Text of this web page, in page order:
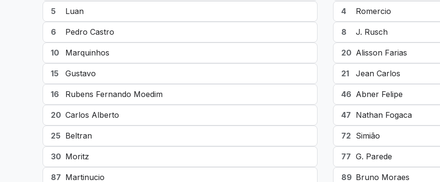
5 Luan
6 Pedro Castro
10 Marquinhos
15 Gustavo
16 Rubens Fernando Moedim
20 Carlos Alberto
25 Beltran
30 Moritz
87 Martinucio
4 Romercio
8 J. Rusch
20 Alisson Farias
21 Jean Carlos
46 Abner Felipe
47 Nathan Fogaca
72 Simião
77 G. Parede
89 Bruno Moraes